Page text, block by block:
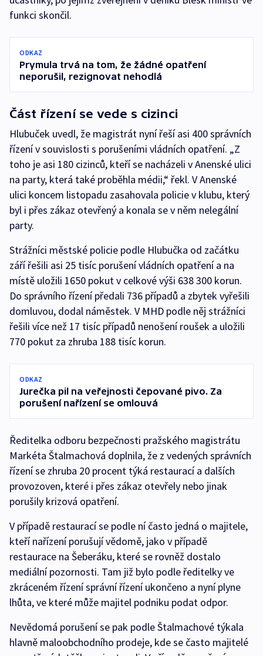
funkci skončil.
ODKAZ
Prymula trvá na tom, že žádné opatření
neporušil, rezignovat nehodlá
Část řízení se vede s cizinci
Hlubuček uvedl, že magistrát nyní řeší asi 400 správních
řízení v souvislosti s porušeními vládních opatření. „Z
toho je asi 180 cizinců, kteří se nacházeli v Anenské ulici
na party, která také proběhla médii,“ řekl. V Anenské
ulici koncem listopadu zasahovala policie v klubu, který
byl i přes zákaz otevřený a konala se v něm nelegální
party.
Strážníci městské policie podle Hlubučka od začátku
září řešili asi 25 tisíc porušení vládních opatření a na
místě uložili 1650 pokut v celkové výši 638 300 korun.
Do správního řízení předali 736 případů a zbytek vyřešili
domluvou, dodal náměstek. V MHD podle něj strážníci
řešili více než 17 tisíc případů nenošení roušek a uložili
770 pokut za zhruba 188 tisíc korun.
ODKAZ
Jurečka pil na veřejnosti čepované pivo. Za
porušení nařízení se omlouvá
Ředitelka odboru bezpečnosti pražského magistrátu
Markéta Štalmachová doplnila, že z vedených správních
řízení se zhruba 20 procent týká restaurací a dalších
provozoven, které i přes zákaz otevřely nebo jinak
porušily krizová opatření.
V případě restaurací se podle ní často jedná o majitele,
kteří nařízení porušují vědomě, jako v případě
restaurace na Šeberáku, které se rovněž dostalo
mediální pozornosti. Tam již bylo podle ředitelky ve
zkráceném řízení správní řízení ukončeno a nyní plyne
lhůta, ve které může majitel podniku podat odpor.
Nevědomá porušení se pak podle Štalmachové týkala
hlavně maloobchodního prodeje, kde se často majitelé